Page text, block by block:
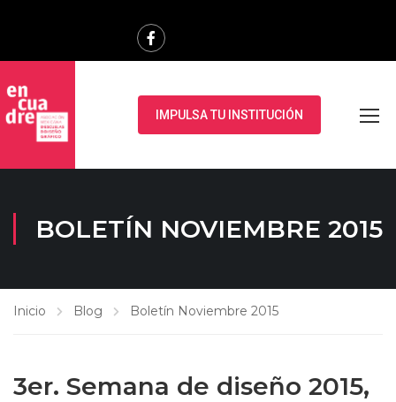
IMPULSA TU INSTITUCIÓN
BOLETÍN NOVIEMBRE 2015
Inicio Blog Boletín Noviembre 2015
3er. Semana de diseño 2015,